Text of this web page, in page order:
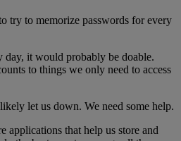
try to memorize passwords for every
day, it would probably be doable.
to things we only need to access
let us down. We need some help.
applications that help us store and